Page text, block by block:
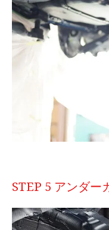
STEP 5 アンダー